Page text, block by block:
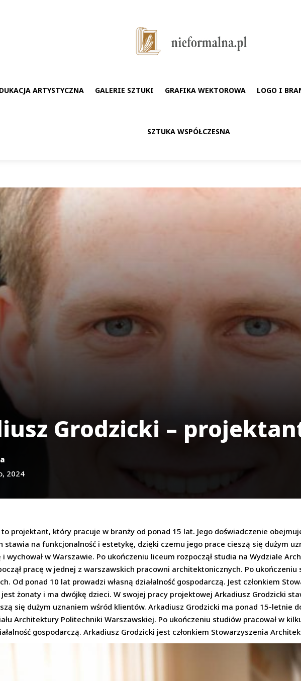
ARTYSTYCZNA GALERIE SZTUKI GRAFIKA WEKTOROWA LOGO I
SZTUKA WSPÓŁCZESNA
Grodzicki –
2024
projektant, który pracuje w branży od ponad 15 lat. Jego doświadczenie
stawia na funkcjonalność i estetykę, dzięki czemu jego prace cieszą się dużym
i wychował w Warszawie. Po ukończeniu liceum rozpoczął studia na Wydziale
pracę w jednej z warszawskich pracowni architektonicznych. Po
Od ponad 10 lat prowadzi własną działalność gospodarczą. Jest członkiem
żonaty i ma dwójkę dzieci. W swojej pracy projektowej Arkadiusz Grodzicki
się dużym uznaniem wśród klientów. Arkadiusz Grodzicki ma ponad 15-letnie
Architektury Politechniki Warszawskiej. Po ukończeniu studiów pracował w
gospodarczą. Arkadiusz Grodzicki jest członkiem Stowarzyszenia